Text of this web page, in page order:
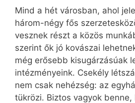
Mind a hét városban, ahol
három-négy fős
vesznek részt a közös
szerint ők jó kovászai
még erősebb kisugárzásúak
intézményeink. Csekély
nem csak nehézség: az
tükrözi. Biztos vagyok